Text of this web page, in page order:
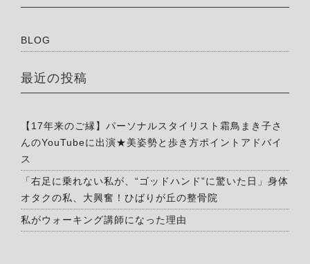
BLOG
最近の投稿
【17年来のご縁】パーソナルスタイリスト霜鳥まき子さ
んのYouTubeに出演★美姿勢と歩き方ポイントアドバイ
ス
「右足に乗れない私が、“ゴッドハンド”に驚いた日」身体
オタクの私、大興奮！ひばりが丘の整骨院
私がウォーキング講師になった理由